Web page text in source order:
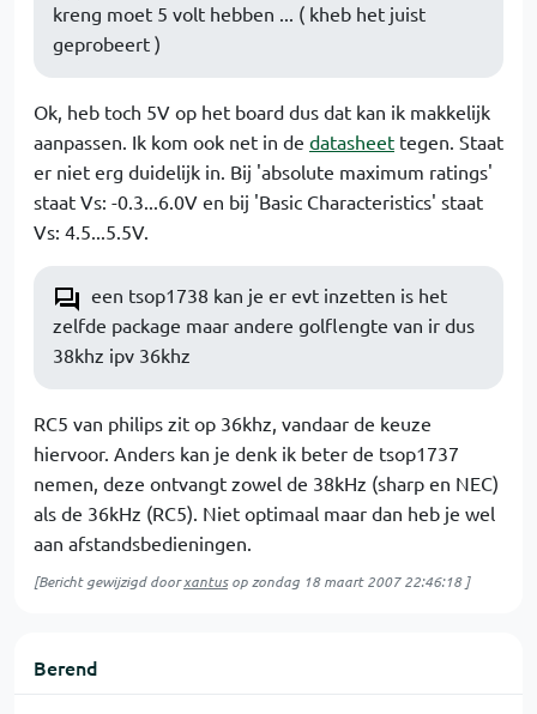
kreng moet 5 volt hebben ... ( kheb het juist
geprobeert )
Ok, heb toch 5V op het board dus dat kan ik makkelijk
aanpassen. Ik kom ook net in de datasheet tegen. Staat
er niet erg duidelijk in. Bij 'absolute maximum ratings'
staat Vs: -0.3...6.0V en bij 'Basic Characteristics' staat
Vs: 4.5...5.5V.
een tsop1738 kan je er evt inzetten is het
zelfde package maar andere golflengte van ir dus
38khz ipv 36khz
RC5 van philips zit op 36khz, vandaar de keuze
hiervoor. Anders kan je denk ik beter de tsop1737
nemen, deze ontvangt zowel de 38kHz (sharp en NEC)
als de 36kHz (RC5). Niet optimaal maar dan heb je wel
aan afstandsbedieningen.
[Bericht gewijzigd doorxantusop zondag 18 maart 2007 22:46:18]
Berend